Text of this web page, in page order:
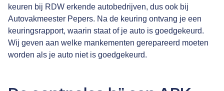
keuren bij RDW erkende autobedrijven, dus ook bij
Autovakmeester Pepers. Na de keuring ontvang je een
keuringsrapport, waarin staat of je auto is goedgekeurd.
Wij geven aan welke mankementen gerepareerd moeten
worden als je auto niet is goedgekeurd.